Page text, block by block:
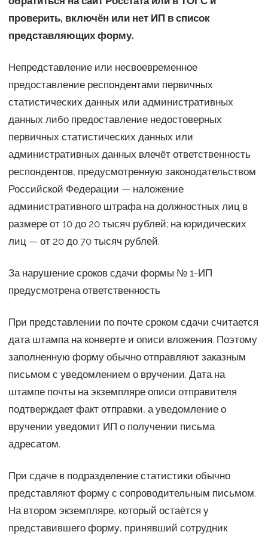
проверить, включён или нет ИП в список
представляющих форму.
Непредставление или несвоевременное
предоставление респондентами первичных
статистических данных или административных
данных либо предоставление недостоверных
первичных статистических данных или
административных данных влечёт ответственность
респондентов, предусмотренную законодательством
Российской Федерации — наложение
административного штрафа на должностных лиц в
размере от 10 до 20 тысяч рублей; на юридических
лиц — от 20 до 70 тысяч рублей.
За нарушение сроков сдачи формы № 1-ИП
предусмотрена ответственность
При представлении по почте сроком сдачи считается
дата штампа на конверте и описи вложения. Поэтому
заполненную форму обычно отправляют заказным
письмом с уведомлением о вручении. Дата на
штампе почты на экземпляре описи отправителя
подтверждает факт отправки, а уведомление о
вручении уведомит ИП о получении письма
адресатом.
При сдаче в подразделение статистики обычно
представляют форму с сопроводительным письмом.
На втором экземпляре, который остаётся у
представившего форму, принявший сотрудник